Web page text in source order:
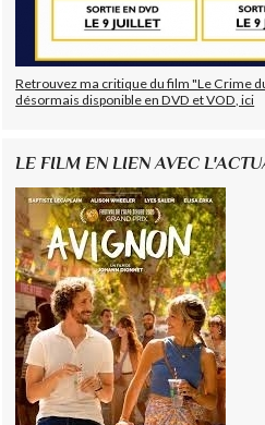
Retrouvez ma critique du film "Le Crime
désormais disponible en DVD et VOD, ici
LE FILM EN LIEN AVEC